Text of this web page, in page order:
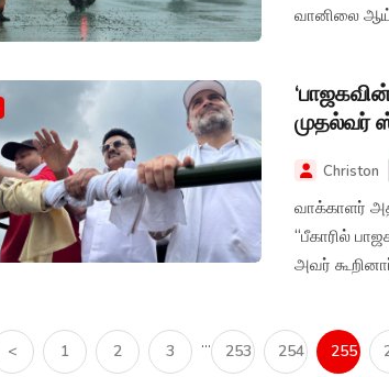
வானிலை
முதல்வர்
Christon
வாக்காளர்
“பீகாரில்
அவர்
< 1 2 3 ... 253 254 255